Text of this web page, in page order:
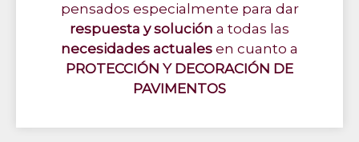
pensados especialmente para dar
respuesta y solución a todas las
necesidades actuales en cuanto a
PROTECCIÓN Y DECORACIÓN DE
PAVIMENTOS